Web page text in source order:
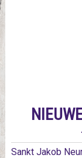
Sankt Jakob